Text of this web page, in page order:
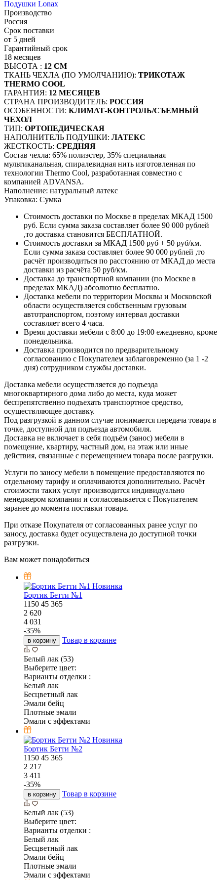
Подушки Lonax
Производство
Россия
Срок поставки
от 5 дней
Гарантийный срок
18 месяцев
ВЫСОТА : 12 СМ
ТКАНЬ ЧЕХЛА (ПО УМОЛЧАНИЮ): ТРИКОТАЖ
THERMO COOL
ГАРАНТИЯ: 12 МЕСЯЦЕВ
СТРАНА ПРОИЗВОДИТЕЛЬ: РОССИЯ
ОСОБЕННОСТИ: КЛИМАТ-КОНТРОЛЬ/СЪЕМНЫЙ
ЧЕХОЛ
ТИП: ОРТОПЕДИЧЕСКАЯ
НАПОЛНИТЕЛЬ ПОДУШКИ: ЛАТЕКС
ЖЕСТКОСТЬ: СРЕДНЯЯ
Состав чехла: 65% полиэстер, 35% специальная
мультиканальная, спиралевидная нить изготовленная по
технологии Thermo Cool, разработанная совместно с
компанией ADVANSA.
Наполнение: натуральный латекс
Упаковка: Сумка
Стоимость доставки по Москве в пределах МКАД 1500
руб. Если сумма заказа составляет более 90 000 рублей
,то доставка становится БЕСПЛАТНОЙ.
Стоимость доставки за МКАД 1500 руб + 50 руб/км.
Если сумма заказа составляет более 90 000 рублей ,то
расчёт производиться по расстоянию от МКАД до места
доставки из расчёта 50 руб/км.
Доставка до транспортной компании (по Москве в
пределах МКАД) абсолютно бесплатно.
Доставка мебели по территории Москвы и Московской
области осуществляется собственным грузовым
автотранспортом, поэтому интервал доставки
составляет всего 4 часа.
Время доставки мебели с 8:00 до 19:00 ежедневно, кроме
понедельника.
Доставка производится по предварительному
согласованию с Покупателем заблаговременно (за 1 -2
дня) сотрудником службы доставки.
Доставка мебели осуществляется до подъезда
многоквартирного дома либо до места, куда может
беспрепятственно подъехать транспортное средство,
осуществляющее доставку.
Под разгрузкой в данном случае понимается передача товара в
точке, доступной для подъезда автомобиля.
Доставка не включает в себя подъём (занос) мебели в
помещение, квартиру, частный дом, на этаж или иные
действия, связанные с перемещением товара после разгрузки.
Услуги по заносу мебели в помещение предоставляются по
отдельному тарифу и оплачиваются дополнительно. Расчёт
стоимости таких услуг производится индивидуально
менеджером компании и согласовывается с Покупателем
заранее до момента поставки товара.
При отказе Покупателя от согласованных ранее услуг по
заносу, доставка будет осуществлена до доступной точки
разгрузки.
Вам может понадобиться
Новинка
Бортик Бетти №1
1150 45 365
2 620
4 031
-35%
в корзину Товар в корзине
Белый лак (53)
Выберите цвет:
Варианты отделки :
Белый лак
Бесцветный лак
Эмали бейц
Плотные эмали
Эмали с эффектами
Новинка
Бортик Бетти №2
1150 45 365
2 217
3 411
-35%
в корзину Товар в корзине
Белый лак (53)
Выберите цвет:
Варианты отделки :
Белый лак
Бесцветный лак
Эмали бейц
Плотные эмали
Эмали с эффектами